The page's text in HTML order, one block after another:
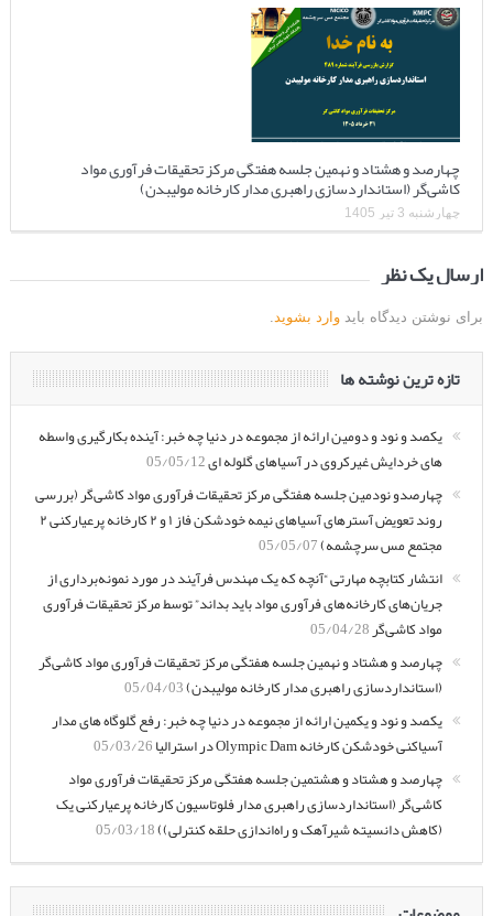
چهارصد و هشتاد و نهمین جلسه هفتگی مرکز تحقیقات فرآوری مواد
کاشی‌گر (استانداردسازی راهبری مدار کارخانه مولیبدن)
چهارشنبه 3 تیر 1405
ارسال یک نظر
برای نوشتن دیدگاه باید وارد بشوید.
تازه ترین نوشته ها
یکصد و نود و دومین ارائه از مجموعه در دنیا چه خبر: آینده بکارگیری واسطه
های خردایش غیرکروی در آسیاهای گلوله ای05/05/12
چهارصدو نودمین جلسه هفتگی مرکز تحقیقات فرآوری مواد کاشی‌گر (بررسی
روند تعویض آسترهای آسیاهای نیمه خودشکن فاز ۱ و ۲ کارخانه پرعیارکنی ۲
مجتمع مس سرچشمه)05/05/07
انتشار کتابچه مهارتی “آنچه که یک مهندس فرآیند در مورد نمونه‌برداری از
جریان‌های کارخانه‌های فرآوری مواد باید بداند” توسط مرکز تحقیقات فرآوری
مواد کاشی‌گر05/04/28
چهارصد و هشتاد و نهمین جلسه هفتگی مرکز تحقیقات فرآوری مواد کاشی‌گر
(استانداردسازی راهبری مدار کارخانه مولیبدن)05/04/03
یکصد و نود و یکمین ارائه از مجموعه در دنیا چه خبر: رفع گلوگاه های مدار
آسیاکنی خودشکن کارخانه Olympic Dam در استرالیا
05/03/26
چهارصد و هشتاد و هشتمین جلسه هفتگی مرکز تحقیقات فرآوری مواد
کاشی‌گر (استانداردسازی راهبری مدار فلوتاسیون کارخانه پرعیارکنی یک
(کاهش دانسیته شیرآهک و راه‌اندازی حلقه کنترلی))05/03/18